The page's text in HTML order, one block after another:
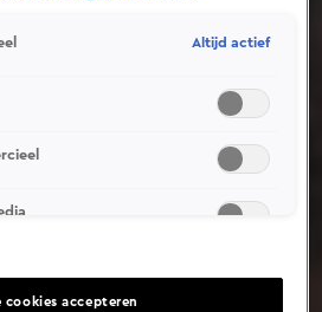
op je huidige locatie
Altijd actief
cookies accepteren